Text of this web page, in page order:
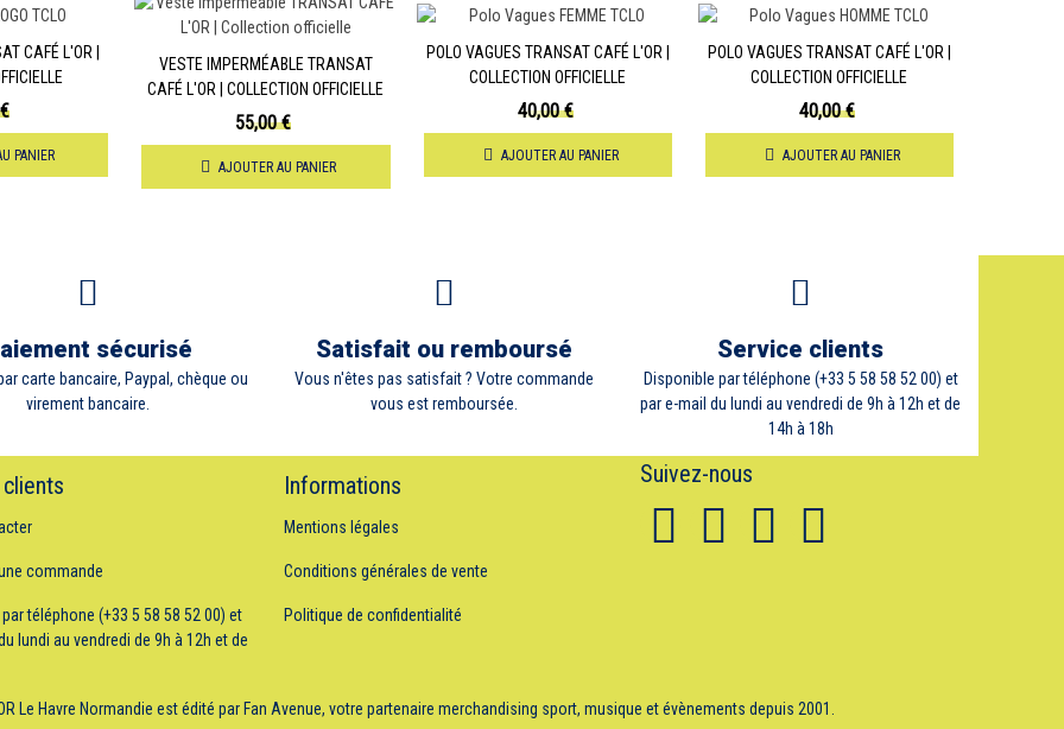
CAFÉ L'OR |
PANIER
VESTE IMPERMÉABLE TRANSAT
CAFÉ L'OR | COLLECTION OFFICIELLE
55,00 €
AJOUTER AU PANIER
POLO VAGUES TRANSAT CAFÉ L'OR |
COLLECTION OFFICIELLE
40,00 €
AJOUTER AU PANIER
POLO VAGUES TRANSAT CAFÉ L'OR |
COLLECTION OFFICIELLE
40,00 €
AJOUTER AU PANIER
sécurisé
carte bancaire, Paypal, chèque ou
virement bancaire.
Satisfait ou remboursé
Vous n'êtes pas satisfait ? Votre commande
vous est remboursée.
Service clients
Disponible par téléphone (+33 5 58 58 52 00) et
par e-mail du lundi au vendredi de 9h à 12h et de
14h à 18h
commande
téléphone (+33 5 58 58 52 00) et
lundi au vendredi de 9h à 12h et de
Informations
Mentions légales
Conditions générales de vente
Politique de confidentialité
Suivez-nous
Le Havre Normandie est édité par Fan Avenue, votre partenaire merchandising sport, musique et évènements depuis 2001.